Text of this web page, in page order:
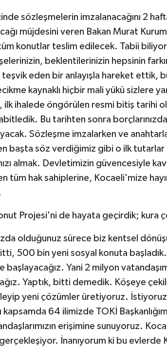
sözleşmelerin imzalanacağını 2
müjdesini veren Bakan Murat
konutlar teslim edilecek. Tabii
beklentilerinizin hepsinin
eden bir anlayışla hareket ettik,
kaynaklı hiçbir mali yükü sizlere
ilk ihalede öngörülen resmi bitiş tarihi
Bu tarihten sonra
Sözleşme imzalarken ve
başta söz verdiğimiz gibi o ilk
almak. Devletimizin güvencesiyle
tüm hak sahiplerine, Kocaeli'mize
Projesi'ni de hayata geçirdik; kura
olduğunuz sürece biz kentsel
500 bin yeni sosyal konuta başladık.
Yani 2 milyon
Yaptık, bitti demedik. Köşeye
yeni çözümler üretiyoruz. İstiyoruz
kapsamda 64 ilimizde TOKİ
erişimine sunuyoruz.
gerçekleşiyor. İnanıyorum ki bu